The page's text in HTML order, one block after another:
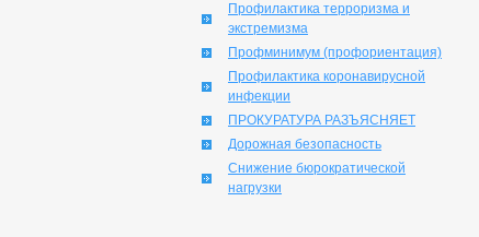
Профилактика терроризма и
экстремизма
Профминимум (профориентация)
Профилактика коронавирусной
инфекции
ПРОКУРАТУРА РАЗЪЯСНЯЕТ
Дорожная безопасность
Снижение бюрократической
нагрузки